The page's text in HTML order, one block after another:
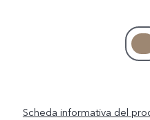
Scheda informativa del